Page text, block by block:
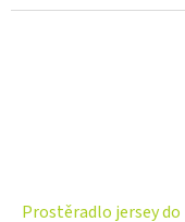
Prostěradlo jersey do